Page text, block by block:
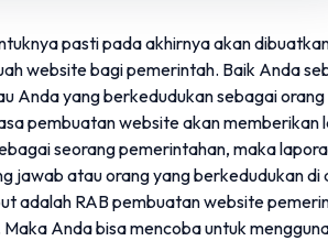
pasti pada akhirnya akan
website bagi pemerintah. Baik Anda
Anda yang berkedudukan sebagai orang
pembuatan website akan memberikan
seorang pemerintahan, maka
jawab atau orang yang berkedudukan di
adalah RAB pembuatan website
Anda bisa mencoba untuk